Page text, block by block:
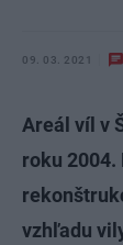
09. 03. 2021
Areál víl v
roku 2004.
vzhľadu